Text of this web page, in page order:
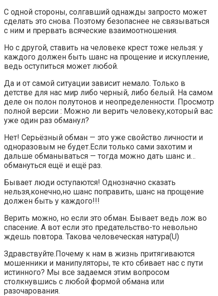
С одной стороны, солгавший однажды запросто может
сделать это снова. Поэтому безопаснее не связываться
с ним и прервать всяческие взаимоотношения.
Но с другой, ставить на человеке крест тоже нельзя: у
каждого должен быть шанс на прощение и искупление,
ведь оступиться может любой.
Да и от самой ситуации зависит немало. Только в
детстве для нас мир либо черный, либо белый. На самом
деле он полон полутонов и неопределенности. Просмотр
полной версии : Можно ли верить человеку,который вас
уже один раз обманул?
Нет! Серьёзный обман — это уже свойство личности и
одноразовым не будет.Если только сами захотим и
дальше обманываться — тогда можно дать шанс и…
обмануться ещё и ещё раз.
Бывает люди оступаются! Однозначно сказать
нельзя,конечно,но шанс поправить, шанс на прощение
должен быть у каждого!!!
Верить можно, но если это обман. Бывает ведь лож во
спасение. А вот если это предательство-то невольно
ждешь повтора. Такова человеческая натура(U)
Здравствуйте.Почему к нам в жизнь притягиваются
мошенники и манипуляторы, те кто сбивает нас с пути
истинного? Мы все задаемся этим вопросом
столкнувшись с любой формой обмана или
разочарования.